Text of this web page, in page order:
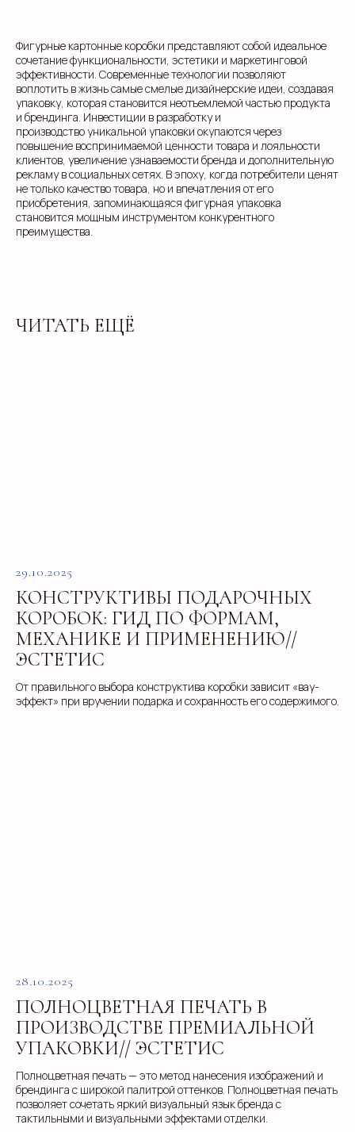
Фигурные картонные коробки представляют собой идеальное
сочетание функциональности, эстетики и маркетинговой
эффективности. Современные технологии позволяют
воплотить в жизнь самые смелые дизайнерские идеи, создавая
упаковку, которая становится неотъемлемой частью продукта
и брендинга. Инвестиции в разработку и
производство уникальной упаковки окупаются через
повышение воспринимаемой ценности товара и лояльности
клиентов, увеличение узнаваемости бренда и дополнительную
рекламу в социальных сетях. В эпоху, когда потребители ценят
не только качество товара, но и впечатления от его
приобретения, запоминающаяся фигурная упаковка
становится мощным инструментом конкурентного
преимущества.
ЧИТАТЬ ЕЩЁ
29.10.2025
КОНСТРУКТИВЫ ПОДАРОЧНЫХ
КОРОБОК: ГИД ПО ФОРМАМ,
МЕХАНИКЕ И ПРИМЕНЕНИЮ//
ЭСТЕТИС
От правильного выбора конструктива коробки зависит «вау-
эффект» при вручении подарка и сохранность его содержимого.
28.10.2025
ПОЛНОЦВЕТНАЯ ПЕЧАТЬ В
ПРОИЗВОДСТВЕ ПРЕМИАЛЬНОЙ
УПАКОВКИ// ЭСТЕТИС
Полноцветная печать — это метод нанесения изображений и
брендинга с широкой палитрой оттенков. Полноцветная печать
позволяет сочетать яркий визуальный язык бренда с
тактильными и визуальными эффектами отделки.
Сайт создали Панки
О компании
Доставка
Контакты
Использование файлов куки
телеграм
дзен
вконтакте
+7 (343) 288 56 30
info@estetis.ru
Адрес офиса: 620075, г. Екатеринбург,
ул. Малышева 122, корпус "Р"